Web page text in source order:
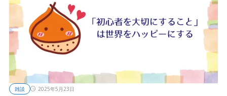
雑談 2025年5月23日